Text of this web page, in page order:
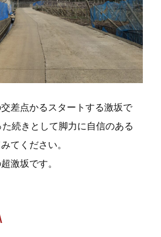
差点かるスタートする激坂で
続きとして脚力に自信のある
てください。
激坂です。